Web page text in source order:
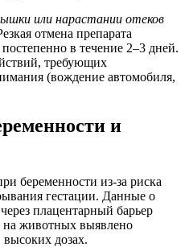
или нарастании отеков
отмена препарата
в течение 2–3 дней.
требующих
(вождение автомобиля,
и
беременности из-за риска
гестации. Данные о
плацентарный барьер
на животных выявлено
высоких дозах.